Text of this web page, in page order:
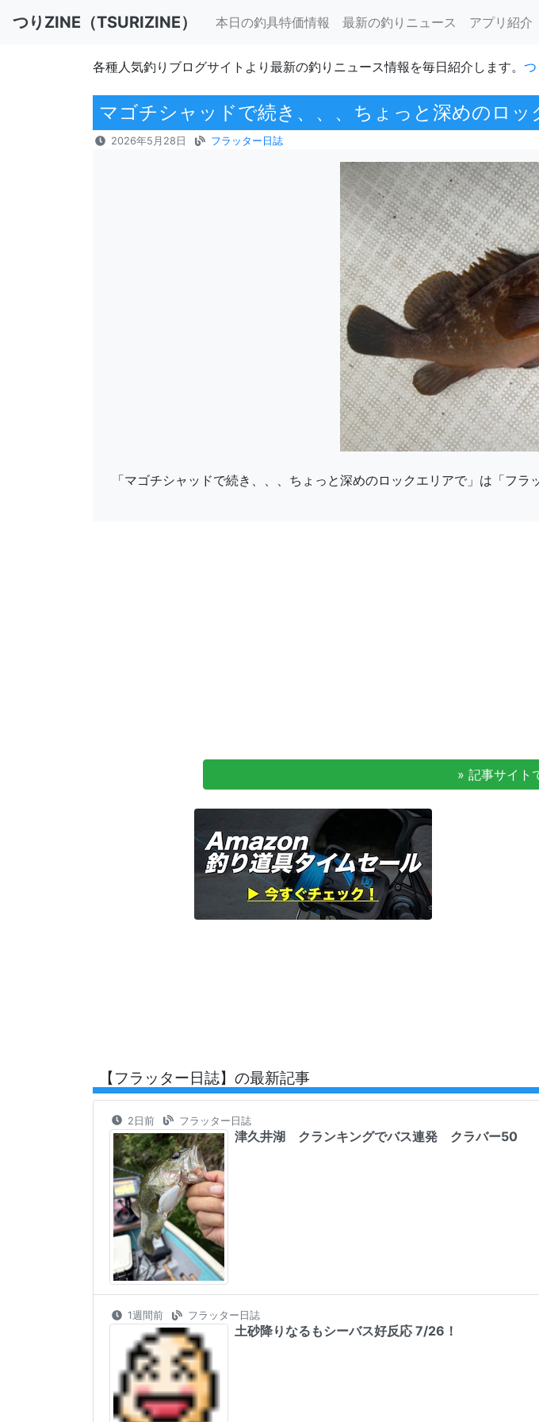
つりZINE（TSURIZINE） 本日の釣具特価情報 最新の釣りニュース アプリ紹介
各種人気釣りブログサイトより最新の釣りニュース情報を毎日紹介します。 つ
マゴチシャッドで続き、、、ちょっと深めのロッ
2026年5月28日 フラッター日誌
「マゴチシャッドで続き、、、ちょっと深めのロックエリアで」は「フ
» 記事サイト
【フラッター日誌】の最新記事
2日前 フラッター日誌
津久井湖 クランキングでバス連発 クラバー50
1週間前 フラッター日誌
土砂降りなるもシーバス好反応 7/26！